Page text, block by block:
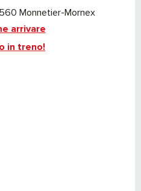
Monnetier-Mornex
arrivare
in treno!